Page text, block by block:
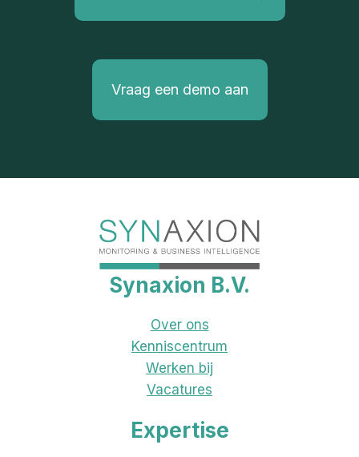
Vraag een demo aan
Synaxion B.V.
Over ons
Kenniscentrum
Werken bij
Vacatures
Expertise